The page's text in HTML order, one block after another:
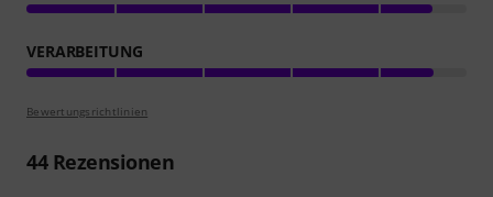
VERARBEITUNG
Bewertungsrichtlinien
44Rezensionen